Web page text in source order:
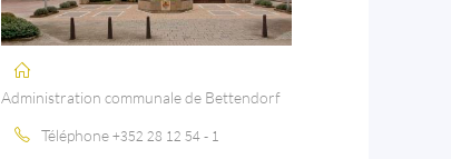
Administration communale de Bettendorf
Téléphone+352 28 12 54 - 1